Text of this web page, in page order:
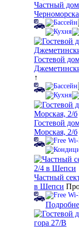
Частный
Гостевой
↑
Гостевой
Морская, 2/б
Частный
в Шепси